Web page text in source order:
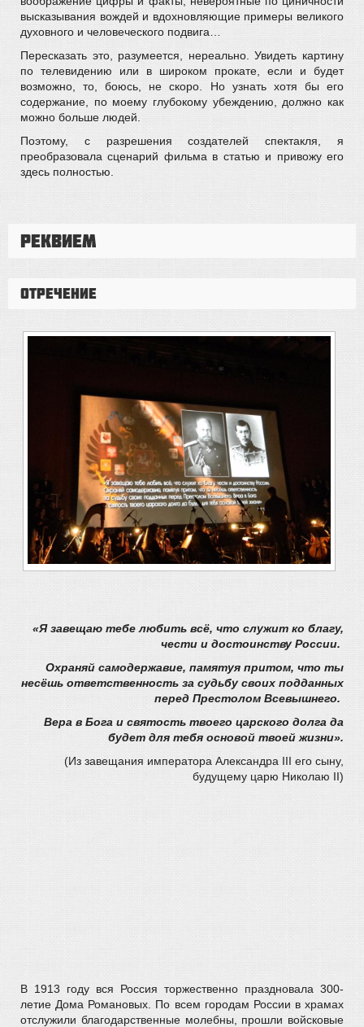
высказывания вождей и вдохновляющие примеры великого
духовного и человеческого подвига…
Пересказать это, разумеется, нереально. Увидеть картину
по телевидению или в широком прокате, если и будет
возможно, то, боюсь, не скоро. Но узнать хотя бы его
содержание, по моему глубокому убеждению, должно как
можно больше людей.
Поэтому, с разрешения создателей спектакля, я
преобразовала сценарий фильма в статью и привожу его
здесь полностью.
Реквием
Отречение
«Я завещаю тебе любить всё, что служит ко благу,
чести и достоинству России.
Охраняй самодержавие, памятуя притом, что ты
несёшь ответственность за судьбу своих подданных
перед Престолом Всевышнего.
Вера в Бога и святость твоего царского долга да
будет для тебя основой твоей жизни».
(Из завещания императора Александра III его сыну,
будущему царю Николаю II)
В 1913 году вся Россия торжественно праздновала 300-
летие Дома Романовых. По всем городам России в храмах
отслужили благодарственные молебны, прошли войсковые